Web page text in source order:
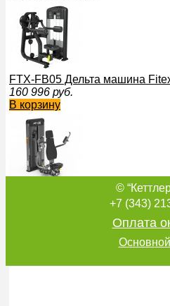
FTX-FB05 Дельта машина
160 996 руб.
В корзину
FTX-61F07 Грудь машина
дорогой бесшумный
©
+7 (343)
Оплата